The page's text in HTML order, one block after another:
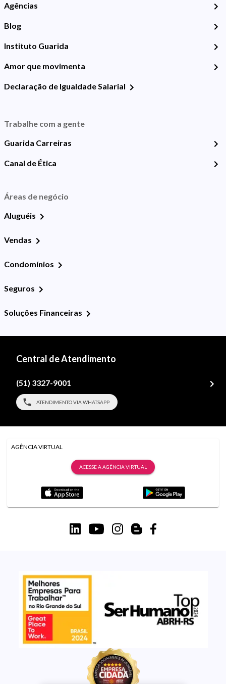
Agências
Blog
Instituto Guarida
Amor que movimenta
Declaração de Igualdade Salarial
Trabalhe com a gente
Guarida Carreiras
Canal de Ética
Áreas de negócio
Aluguéis
Vendas
Condomínios
Seguros
Soluções Financeiras
Central de Atendimento
(51) 3327-9001
ATENDIMENTO VIA WHATSAPP
AGÊNCIA VIRTUAL
ACESSE A AGÊNCIA VIRTUAL